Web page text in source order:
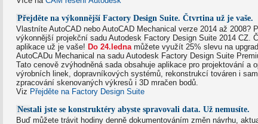
Přejděte na výkonnější Factory Design Suite. Čtvrtina už je vaše.
Vlastníte AutoCAD nebo AutoCAD Mechanical verze 2014 až 2008?
výkonnější projekční sadu Autodesk Factory Design Suite 2014 CZ.
aplikace už je vaše! Do 24.lednamůžete využít 25% slevu na
AutoCADu Mechanical na sadu Autodesk Factory Design Suite
Tato cenově zvýhodněná sada obsahuje aplikace pro projektování a
výrobních linek, dopravníkových systémů, rekonstrukcí továren i
zpracování skenovaných výkresů i 3D mračen bodů.
Viz Přejděte na Factory Design Suite
Nestali jste se konstruktéry abyste spravovali data. Už nemusíte.
Buď můžete trávit hodiny denně dokumentováním změn návrhu,